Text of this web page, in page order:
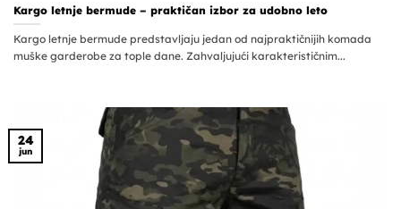
Kargo letnje bermude – praktičan izbor za udobno leto
Kargo letnje bermude predstavljaju jedan od najpraktičnijih komada
muške garderobe za tople dane. Zahvaljujući karakterističnim...
24
jun